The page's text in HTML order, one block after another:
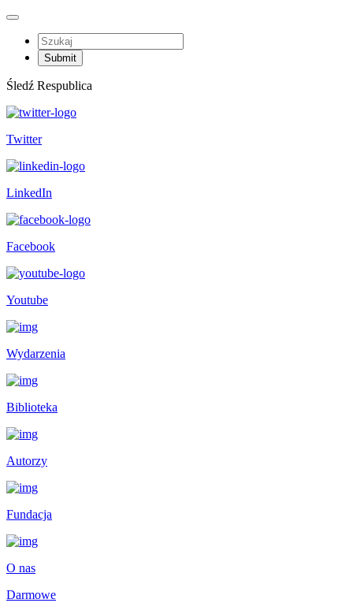
Śledź Respublica
Twitter
LinkedIn
Facebook
Youtube
Wydarzenia
Biblioteka
Autorzy
Fundacja
O nas
Darmowe